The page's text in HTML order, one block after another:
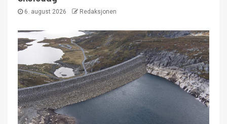
6. august 2026 Redaksjonen